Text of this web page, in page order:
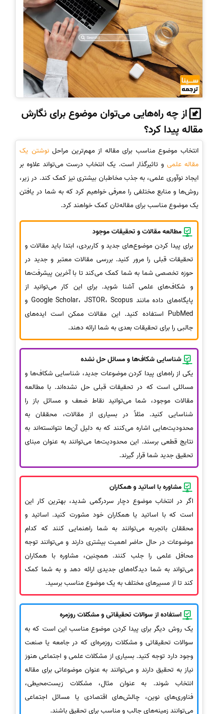
از چه راه‌هایی می‌توان موضوع برای نگارش
مقاله پیدا کرد؟
انتخاب موضوع مناسب برای مقاله از مهم‌ترین مراحلنوشتن یک
مقاله علمی و تاثیرگذار است. یک انتخاب درست می‌تواند علاوه بر
ایجاد نوآوری علمی، به جذب مخاطبان بیشتری نیز کمک کند. در زیر،
روش‌ها و منابع مختلفی را معرفی خواهیم کرد که به شما در یافتن
یک موضوع مناسب برای مقاله‌تان کمک خواهند کرد.
مطالعه مقالات و تحقیقات موجود
برای پیدا کردن موضوع‌های جدید و کاربردی، ابتدا باید مقالات و
تحقیقات قبلی را مرور کنید. بررسی مقالات معتبر و جدید در
حوزه تخصصی شما به شما کمک می‌کند تا با آخرین پیشرفت‌ها
و شکاف‌های علمی آشنا شوید. برای این کار می‌توانید از
پایگاه‌های داده مانند Google Scholar، JSTOR، Scopus و
PubMed استفاده کنید. این مقالات ممکن است ایده‌های
جالبی را برای تحقیقات بعدی به شما ارائه دهند.
شناسایی شکاف‌ها و مسائل حل نشده
یکی از راه‌های پیدا کردن موضوعات جدید، شناسایی شکاف‌ها و
مسائلی است که در تحقیقات قبلی حل نشده‌اند. با مطالعه
مقالات موجود، شما می‌توانید نقاط ضعف و مسائل باز را
شناسایی کنید. مثلاً در بسیاری از مقالات، محققان به
محدودیت‌هایی اشاره می‌کنند که به دلیل آن‌ها نتوانسته‌اند به
نتایج قطعی برسند. این محدودیت‌ها می‌توانند به عنوان مبنای
تحقیق جدید شما قرار گیرند.
مشاوره با اساتید و همکاران
اگر در انتخاب موضوع دچار سردرگمی شدید، بهترین کار این
است که با اساتید یا همکاران خود مشورت کنید. اساتید و
محققان باتجربه می‌توانند به شما راهنمایی کنند که کدام
موضوعات در حال حاضر اهمیت بیشتری دارند و می‌توانند توجه
محافل علمی را جلب کنند. همچنین، مشاوره با همکاران
می‌تواند به شما دیدگاه‌های جدیدی ارائه دهد و به شما کمک
کند تا از مسیرهای مختلف به یک موضوع مناسب برسید.
استفاده از سوالات تحقیقاتی و مشکلات روزمره
یک روش دیگر برای پیدا کردن موضوع مناسب این است که به
سوالات تحقیقاتی و مشکلات روزمره‌ای که در جامعه یا صنعت
وجود دارد توجه کنید. بسیاری از مشکلات علمی و اجتماعی هنوز
نیاز به تحقیق دارند و می‌توانند به عنوان موضوعاتی برای مقاله
انتخاب شوند. به عنوان مثال، مشکلات زیست‌محیطی،
فناوری‌های نوین، چالش‌های اقتصادی یا مسائل اجتماعی
می‌توانند زمینه‌های جالب و مناسب برای تحقیق باشند.